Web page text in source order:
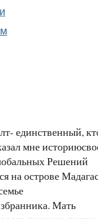
единственный,
мне
Решений
на острове
Мать